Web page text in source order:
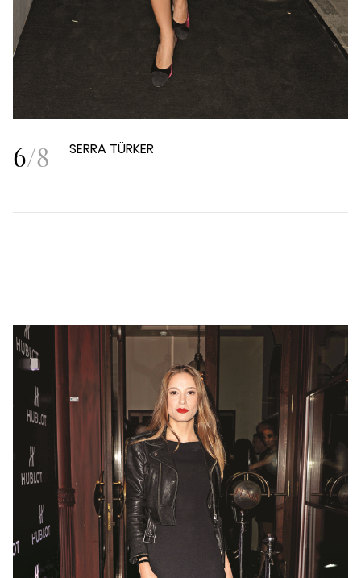
6/8 SERRA TÜRKER